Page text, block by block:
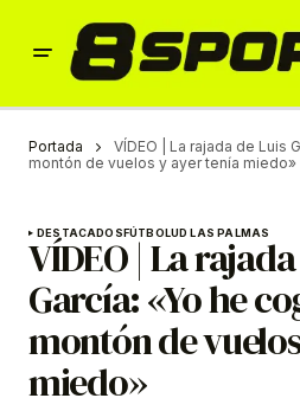
Portada
VÍDEO | La rajada de Luis
montón de vuelos y ayer tenía miedo»
DESTACADOSFÚTBOLUD LAS PALMAS
VÍDEO | La
García: «Yo he
montón de
miedo»